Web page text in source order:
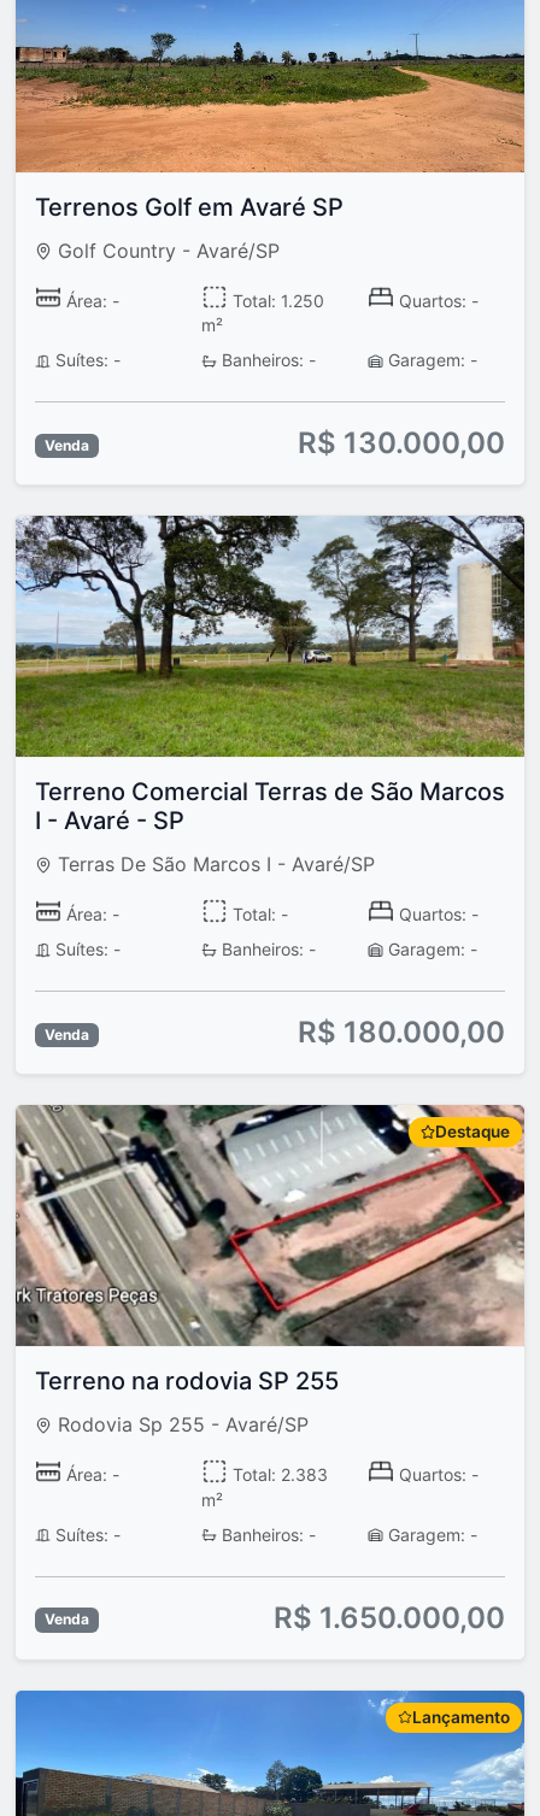
Terrenos Golf em Avaré SP
Golf Country - Avaré/SP
Área: -
Total: 1.250
m²
Quartos: -
Suítes: - Banheiros: - Garagem: -
Venda R$ 130.000,00
Terreno Comercial Terras de São Marcos
I - Avaré - SP
Terras De São Marcos I - Avaré/SP
Área: - Total: -
Quartos: -
Suítes: -
Banheiros: - Garagem: -
Venda R$ 180.000,00
Destaque
Terreno na rodovia SP 255
Rodovia Sp 255 - Avaré/SP
Área: -
Total: 2.383
m²
Quartos: -
Suítes: - Banheiros: - Garagem: -
Venda R$ 1.650.000,00
Lançamento